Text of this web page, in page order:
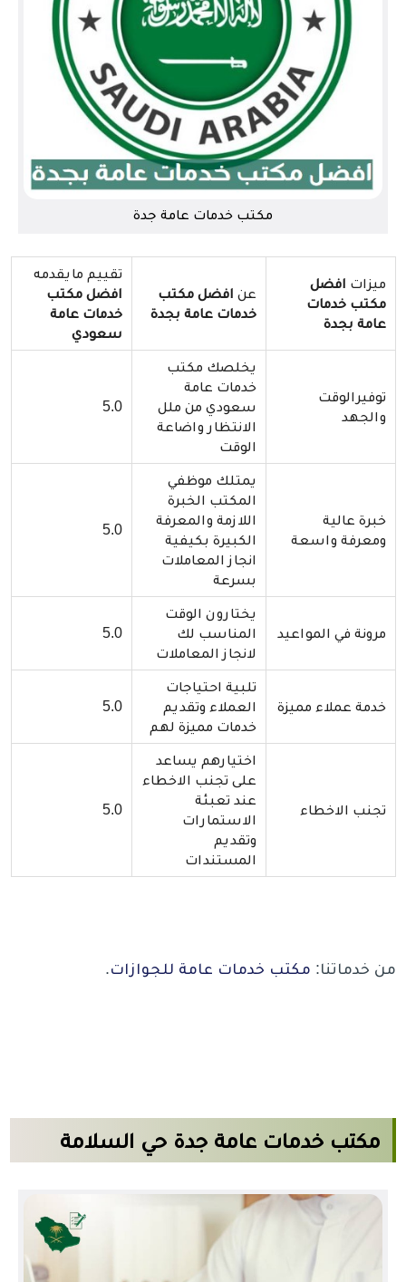
مكتب خدمات عامة جدة
ميزات افضل
مكتب خدمات
عامة بجدة
عن افضل مكتب
خدمات عامة بجدة
تقييم مايقدمه
افضل مكتب
خدمات عامة
سعودي
توفيرالوقت
والجهد
يخلصك مكتب
خدمات عامة
سعودي من ملل
الانتظار واضاعة
الوقت
5.0
خبرة عالية
ومعرفة واسعة
يمتلك موظفي
المكتب الخبرة
اللازمة والمعرفة
الكبيرة بكيفية
انجاز المعاملات
بسرعة
5.0
مرونة في المواعيد
يختارون الوقت
المناسب لك
لانجاز المعاملات
5.0
خدمة عملاء مميزة
تلبية احتياجات
العملاء وتقديم
خدمات مميزة لهم
5.0
تجنب الاخطاء
اختيارهم يساعد
على تجنب الاخطاء
عند تعبئة
الاستمارات
وتقديم
المستندات
5.0
من خدماتنا: مكتب خدمات عامة للجوازات.
مكتب خدمات عامة جدة حي السلامة